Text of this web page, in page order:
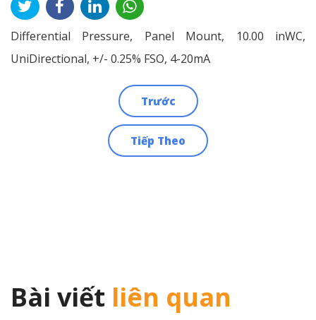
Differential Pressure, Panel Mount, 10.00 inWC,
UniDirectional, +/- 0.25% FSO, 4-20mA
Trước
Tiếp Theo
Bài viết liên quan